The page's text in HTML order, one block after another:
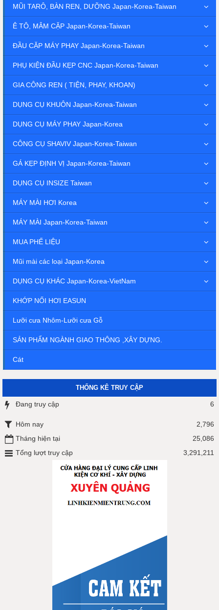
MŨI TARÔ, BÀN REN, DƯỠNG Japan-Korea-Taiwan
Ê TÔ, MÂM CẶP Japan-Korea-Taiwan
ĐẦU CẶP MÁY PHAY Japan-Korea-Taiwan
PHỤ KIỆN ĐẦU KẸP CNC Japan-Korea-Taiwan
GIA CÔNG REN ( TIỆN, PHAY, KHOAN)
DỤNG CỤ KHUÔN Japan-Korea-Taiwan
DỤNG CỤ MÁY PHAY Japan-Korea
CÔNG CỤ SHAVIV Japan-Korea-Taiwan
GÁ KẸP ĐỊNH VỊ Japan-Korea-Taiwan
DỤNG CỤ INSIZE Taiwan
MÁY MÀI HƠI Korea
MÁY MÀI Japan-Korea-Taiwan
MUA PHẾ LIỆU
Mũi mài các loại Japan-Korea
DỤNG CỤ KHÁC Japan-Korea-VietNam
KHỚP NỐI HƠI EASUN
Lưỡi cưa Nhôm-Lưỡi cưa Gỗ
SẢN PHẨM NGÀNH GIAO THÔNG ,XÂY DỰNG.
Cát
THỐNG KÊ TRUY CẬP
Đang truy cập 6
Hôm nay
2,796
Tháng hiện tại
25,086
Tổng lượt truy cập
3,291,211